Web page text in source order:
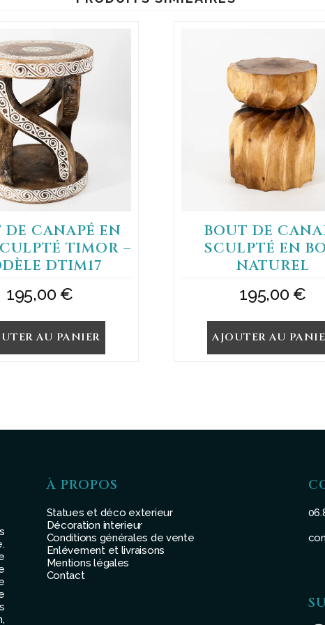
DE CANAPÉ EN
TIMOR –
DTIM17
195,00€
AU PANIER
BOUT DE
SCULPTÉ EN
NATUREL
195,00€
AJOUTER AU
À PROPOS
Statues et déco exterieur
Décoration interieur
Conditions générales de vente
Enlévement et livraisons
Mentions légales
Contact